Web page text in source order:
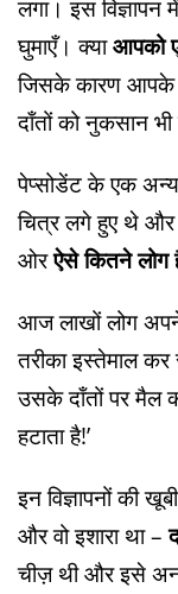
लगा। इस विज्ञापन
घुमाएँ। क्याआपको
जिसके कारण
दाँतों को नुकसान
पेप्सोडेंट के एक अन्य
चित्र लगे हुए थे और
ओरऐसे कितने लोग
आज लाखों लोग
तरीका इस्तेमाल कर
उसके दाँतों पर मैल
हटाता है!’
इन विज्ञापनों की
और वो इशारा था –
चीज़ थी और इसे